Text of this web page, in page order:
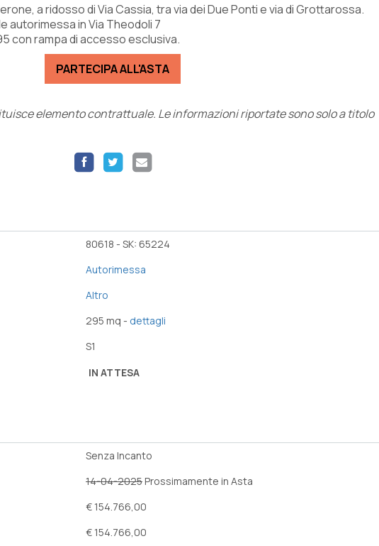
a ridosso di Via Cassia, tra via dei Due Ponti e via di Grottarossa.
autorimessa in Via Theodoli 7
con rampa di accesso esclusiva.
PARTECIPA ALL'ASTA
elemento contrattuale. Le informazioni riportate sono solo a titolo
80618 - SK: 65224
Autorimessa
Altro
295 mq - dettagli
S1
IN ATTESA
Senza Incanto
14-04-2025Prossimamente in Asta
€ 154.766,00
€ 154.766,00